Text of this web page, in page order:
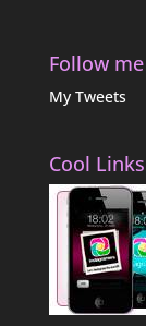
Follow
My Tweets
Cool Links